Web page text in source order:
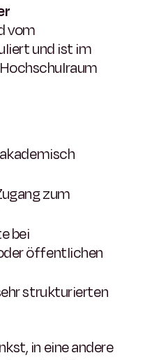
vom
und ist im
zum
bei
öffentlichen
strukturierten
in eine andere